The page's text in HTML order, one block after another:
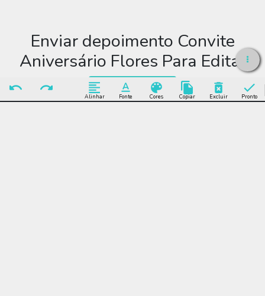
Alinhar Fonte Cores Copiar Excluir Pronto
Enviar depoimento Convite
Aniversário Flores Para Editar
Enviar Depoimento